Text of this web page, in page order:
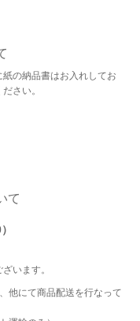
の納品書はお入れしてお
さい。
て
います。
他にて商品配送を行なって